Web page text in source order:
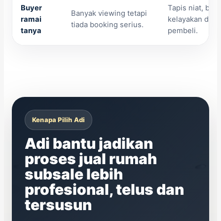
Buyer
ramai
tanya
Banyak viewing tetapi
tiada booking serius.
Tapis niat,
kelayakan dan
pembeli.
Kenapa Pilih Adi
Adi bantu jadikan
proses jual rumah
subsale lebih
profesional, telus dan
tersusun